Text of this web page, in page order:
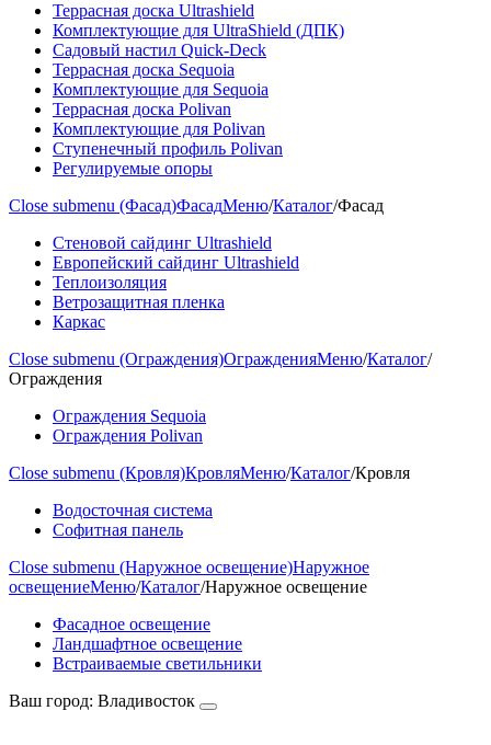
Террасная доска Ultrashield
Комплектующие для UltraShield (ДПК)
Садовый настил Quick-Deck
Террасная доска Sequoia
Комплектующие для Sequoia
Террасная доска Polivan
Комплектующие для Polivan
Ступенечный профиль Polivan
Регулируемые опоры
Close submenu (Фасад)ФасадМеню/Каталог/Фасад
Стеновой сайдинг Ultrashield
Европейский сайдинг Ultrashield
Теплоизоляция
Ветрозащитная пленка
Каркас
Close submenu (Ограждения)ОгражденияМеню/Каталог/
Ограждения
Ограждения Sequoia
Ограждения Polivan
Close submenu (Кровля)КровляМеню/Каталог/Кровля
Водосточная система
Софитная панель
Close submenu (Наружное освещение)Наружное
освещениеМеню/Каталог/Наружное освещение
Фасадное освещение
Ландшафтное освещение
Встраиваемые светильники
Ваш город: Владивосток